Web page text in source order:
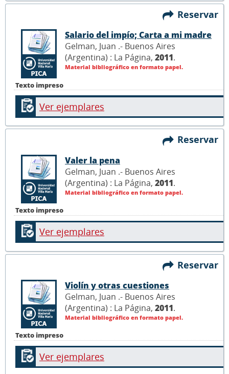
Reservar
Texto impreso
Salario del impío; Carta a mi madre
Gelman, Juan .- Buenos Aires
(Argentina) : La Página, 2011.
Material bibliográfico en formato papel.
Ver ejemplares
Reservar
Texto impreso
Valer la pena
Gelman, Juan .- Buenos Aires
(Argentina) : La Página, 2011.
Material bibliográfico en formato papel.
Ver ejemplares
Reservar
Texto impreso
Violín y otras cuestiones
Gelman, Juan .- Buenos Aires
(Argentina) : La Página, 2011.
Material bibliográfico en formato papel.
Ver ejemplares